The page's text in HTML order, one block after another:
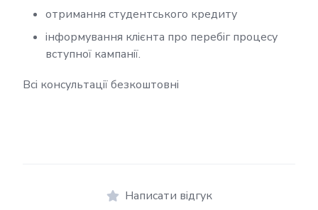
отримання студентського кредиту
інформування клієнта про перебіг процесу
вступної кампанії.
Всі консультації безкоштовні
Написати відгук